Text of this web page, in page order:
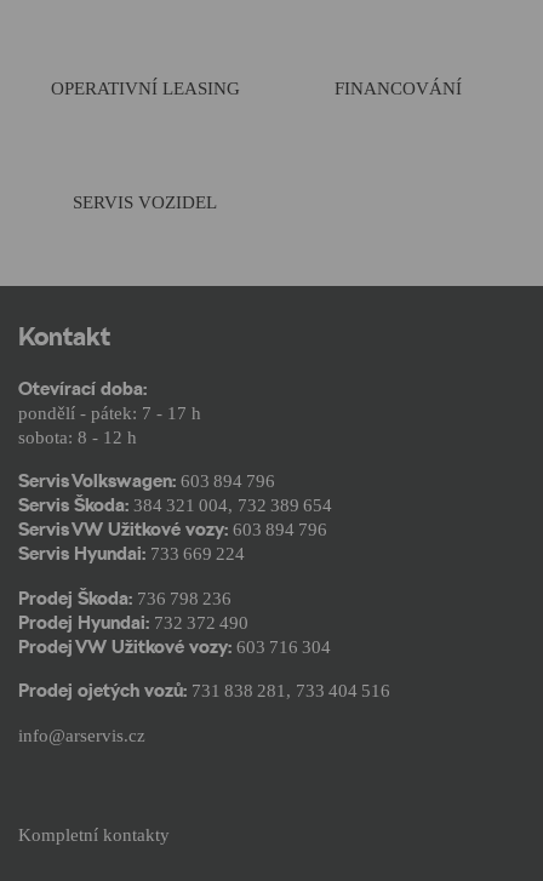
OPERATIVNÍ LEASING FINANCOVÁNÍ
SERVIS VOZIDEL
Kontakt
Otevírací doba:
pondělí - pátek: 7 - 17 h
sobota: 8 - 12 h
Servis Volkswagen: 603 894 796
Servis Škoda: 384 321 004, 732 389 654
Servis VW Užitkové vozy: 603 894 796
Servis Hyundai: 733 669 224
Prodej Škoda: 736 798 236
Prodej Hyundai: 732 372 490
Prodej VW Užitkové vozy: 603 716 304
Prodej ojetých vozů: 731 838 281 , 733 404 516
info@arservis.cz
Kompletní kontakty